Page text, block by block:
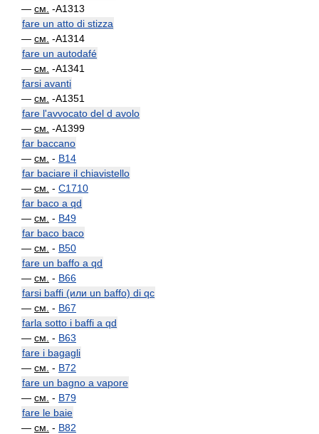
— см. -A1313
fare un atto di stizza
— см. -A1314
fare un autodafé
— см. -A1341
farsi avanti
— см. -A1351
fare l'avvocato del d avolo
— см. -A1399
far baccano
— см. - B14
far baciare il chiavistello
— см. - C1710
far baco a qd
— см. - B49
far baco baco
— см. - B50
fare un baffo a qd
— см. - B66
farsi baffi (или un baffo) di qc
— см. - B67
farla sotto i baffi a qd
— см. - B63
fare i bagagli
— см. - B72
fare un bagno a vapore
— см. - B79
fare le baie
— см. - B82